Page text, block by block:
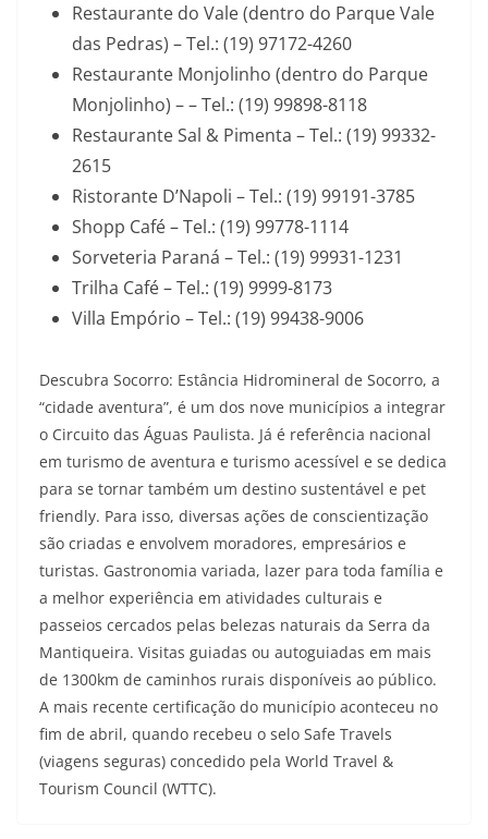
Restaurante do Vale (dentro do Parque Vale
das Pedras) – Tel.: (19) 97172-4260
Restaurante Monjolinho (dentro do Parque
Monjolinho) – – Tel.: (19) 99898-8118
Restaurante Sal & Pimenta – Tel.: (19) 99332-
2615
Ristorante D’Napoli – Tel.: (19) 99191-3785
Shopp Café – Tel.: (19) 99778-1114
Sorveteria Paraná – Tel.: (19) 99931-1231
Trilha Café – Tel.: (19) 9999-8173
Villa Empório – Tel.: (19) 99438-9006
Descubra Socorro: Estância Hidromineral de Socorro, a
“cidade aventura”, é um dos nove municípios a integrar
o Circuito das Águas Paulista. Já é referência nacional
em turismo de aventura e turismo acessível e se dedica
para se tornar também um destino sustentável e pet
friendly. Para isso, diversas ações de conscientização
são criadas e envolvem moradores, empresários e
turistas. Gastronomia variada, lazer para toda família e
a melhor experiência em atividades culturais e
passeios cercados pelas belezas naturais da Serra da
Mantiqueira. Visitas guiadas ou autoguiadas em mais
de 1300km de caminhos rurais disponíveis ao público.
A mais recente certificação do município aconteceu no
fim de abril, quando recebeu o selo Safe Travels
(viagens seguras) concedido pela World Travel &
Tourism Council (WTTC).